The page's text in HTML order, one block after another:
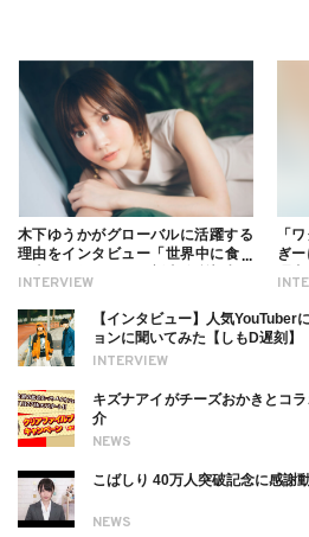
INTERVIEW
木下ゆうかがグローバルに活躍する
理由をインタビュー「世界中に食べ
ついても
「
ぎ
INTERVIEW
【インタビュー】人気YouTuber
ョンに聞いてみた【しもD遅刻】
NEWS
キズナアイがチーズおかきとコ
介
NEWS
こばしり 40万人突破記念に感謝